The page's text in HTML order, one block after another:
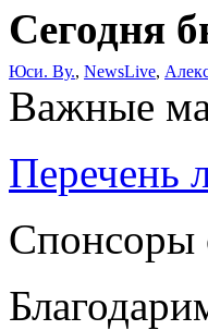
Сегодня
Юси. Ву., NewsLive,
Важные
Перечень
Спонсоры